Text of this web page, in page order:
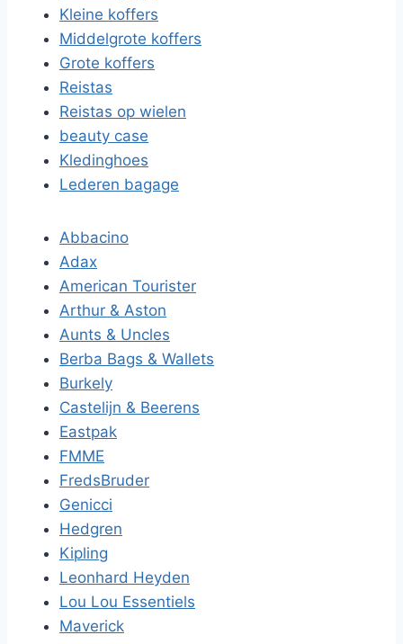
Kleine koffers
Middelgrote koffers
Grote koffers
Reistas
Reistas op wielen
beauty case
Kledinghoes
Lederen bagage
Abbacino
Adax
American Tourister
Arthur & Aston
Aunts & Uncles
Berba Bags & Wallets
Burkely
Castelijn & Beerens
Eastpak
FMME
FredsBruder
Genicci
Hedgren
Kipling
Leonhard Heyden
Lou Lou Essentiels
Maverick